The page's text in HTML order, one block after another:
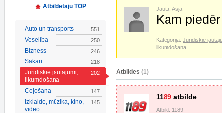
Atbildētāju TOP
Auto un transports 551
Veselība 250
Bizness 246
Sakari 218
Juridiskie jautājumi,
likumdošana
202
Ceļošana 147
Izklaide, mūzika, kino,
video
145
Jautā: Asja
Kam
Kategorija: Juridiskie
likumdošana
Atbildes (1)
1189 atbilde
Atbild: 1189